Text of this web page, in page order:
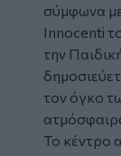
σύμφωνα
Innocenti
την
τον όγκο
Το κέντρο